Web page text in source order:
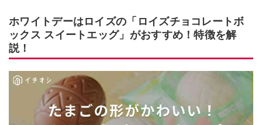
ホワイトデーはロイズの「ロイズチョコレートボ
ックス スイートエッグ」がおすすめ！特徴を解
説！